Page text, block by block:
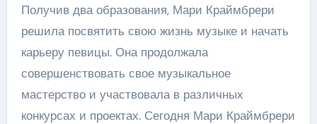
Получив два образования, Мари Краймбрери
решила посвятить свою жизнь музыке и начать
карьеру певицы. Она продолжала
совершенствовать свое музыкальное
мастерство и участвовала в различных
конкурсах и проектах. Сегодня Мари Краймбрери